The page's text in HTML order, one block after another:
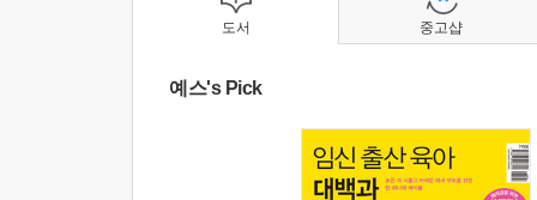
도서
예스's Pick
중고샵